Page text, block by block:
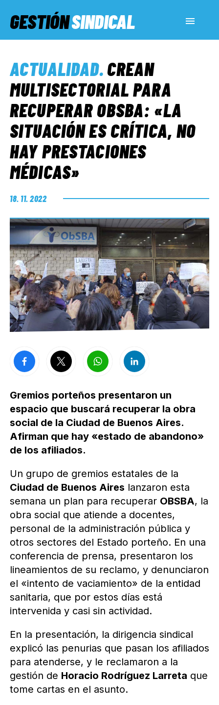
GESTIÓNSINDICAL
SERVICIOS SOCIALES
INFORMES ESPECIALES
FUERA DE MEGÁFONO
ACTUALIDAD.CREAN
MULTISECTORIAL PARA
RECUPERAR OBSBA: «LA
SITUACIÓN ES CRÍTICA, NO
HAY PRESTACIONES
MÉDICAS»
18. 11. 2022
Gremios porteños presentaron un
espacio que buscará recuperar la obra
social de la Ciudad de Buenos Aires.
Afirman que hay «estado de abandono»
de los afiliados.
Un grupo de gremios estatales de la
Ciudad de Buenos Aires lanzaron esta
semana un plan para recuperar OBSBA, la
obra social que atiende a docentes,
personal de la administración pública y
otros sectores del Estado porteño. En una
conferencia de prensa, presentaron los
lineamientos de su reclamo, y denunciaron
el «intento de vaciamiento» de la entidad
sanitaria, que por estos días está
intervenida y casi sin actividad.
En la presentación, la dirigencia sindical
explicó las penurias que pasan los afiliados
para atenderse, y le reclamaron a la
gestión de Horacio Rodríguez Larreta que
tome cartas en el asunto.